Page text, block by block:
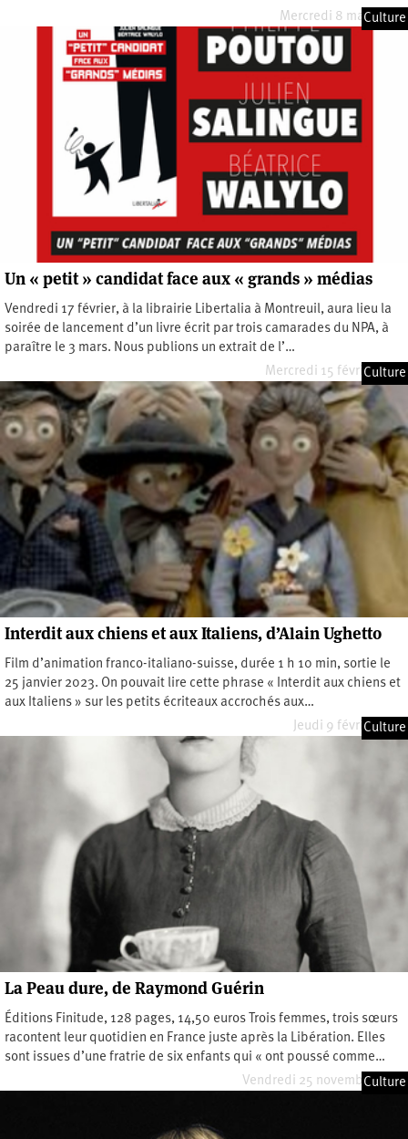
Mercredi 8 mars 2023
Culture
Un « petit » candidat face aux « grands » médias
Vendredi 17 février, à la librairie Libertalia à Montreuil, aura lieu la
soirée de lancement d’un livre écrit par trois camarades du NPA, à
paraître le 3 mars. Nous publions un extrait de l’…
Mercredi 15 février 2023
Culture
Interdit aux chiens et aux Italiens, d’Alain Ughetto
Film d’animation franco-italiano-suisse, durée 1 h 10 min, sortie le
25 janvier 2023. On pouvait lire cette phrase « Interdit aux chiens et
aux Italiens » sur les petits écriteaux accrochés aux…
Jeudi 9 février 2023
Culture
La Peau dure, de Raymond Guérin
Éditions Finitude, 128 pages, 14,50 euros Trois femmes, trois sœurs
racontent leur quotidien en France juste après la Libération. Elles
sont issues d’une fratrie de six enfants qui « ont poussé comme…
Vendredi 25 novembre 2022
Culture